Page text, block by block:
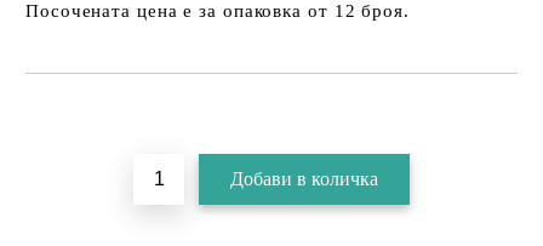
Посочената цена е за опаковка от 12 броя.